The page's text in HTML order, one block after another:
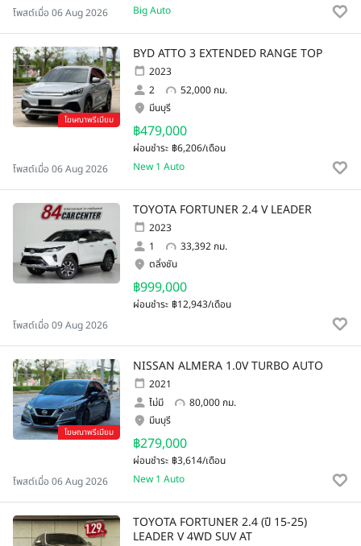
โพสต์เมื่อ 06 Aug 2026 Big Auto
โฆษณาพรีเมียม
BYD ATTO 3 EXTENDED RANGE TOP
2023
2
52,000 กม.
฿479,000
ผ่อนชำระ ฿6,206/เดือน
มีนบุรี
โพสต์เมื่อ 06 Aug 2026 New 1 Auto
TOYOTA FORTUNER 2.4 V LEADER
2023
1
33,392 กม.
฿999,000
ผ่อนชำระ ฿12,943/เดือน
ตลิ่งชัน
โพสต์เมื่อ 09 Aug 2026
โฆษณาพรีเมียม
NISSAN ALMERA 1.0V TURBO AUTO
2021
ไม่มี
80,000 กม.
฿279,000
ผ่อนชำระ ฿3,614/เดือน
มีนบุรี
โพสต์เมื่อ 06 Aug 2026 New 1 Auto
TOYOTA FORTUNER 2.4 (ปี 15-25)
LEADER V 4WD SUV AT